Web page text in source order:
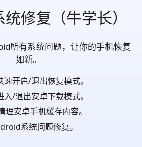
修复（牛学长）
所有系统问题，让你的手机恢复
如新。
速开启/退出恢复模式。
入/退出安卓下载模式。
理安卓手机缓存内容。
系统问题修复。